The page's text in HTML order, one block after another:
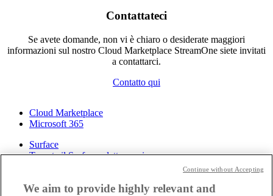
Contattateci
Se avete domande, non vi è chiaro o desiderate maggiori
informazioni sul nostro Cloud Marketplace StreamOne siete invitati
a contattarci.
Contatto qui
Cloud Marketplace
Microsoft 365
Surface
Trovate il Surface adatto a voi
We aim to provide highly relevant and
Continue without Accepting